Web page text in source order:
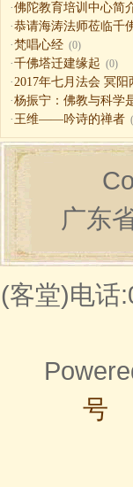
·佛陀教育培训中心简
·恭请海涛法师莅临千
·梵唱心经 (0)
·千佛塔迁建缘起 (0)
·2017年七月法会 冥
·杨振宁：佛教与科学
·王维——吟诗的禅者
广东
(客堂)电
号